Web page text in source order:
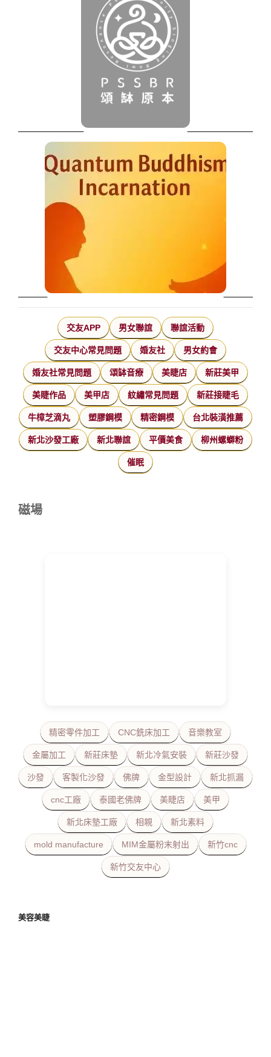
交友APP 男女聯誼 聯誼活動
交友中心常見問題 婚友社 男女約會
婚友社常見問題 頌缽音療 美睫店 新莊美甲
美睫作品 美甲店 紋繡常見問題 新莊接睫毛
牛樟芝滴丸 塑膠鋼模 精密鋼模 台北裝潢推薦
新北沙發工廠 新北聯誼 平價美食 柳州螺螄粉
催眠
磁場
精密零件加工 CNC銑床加工 音樂教室
金屬加工 新莊床墊 新北冷氣安裝 新莊沙發
沙發 客製化沙發 佛牌 金型設計 新北抓漏
cnc工廠 泰國老佛牌 美睫店 美甲
新北床墊工廠 相親 新北素料
mold manufacture MIM金屬粉末射出 新竹cnc
新竹交友中心
美容美睫